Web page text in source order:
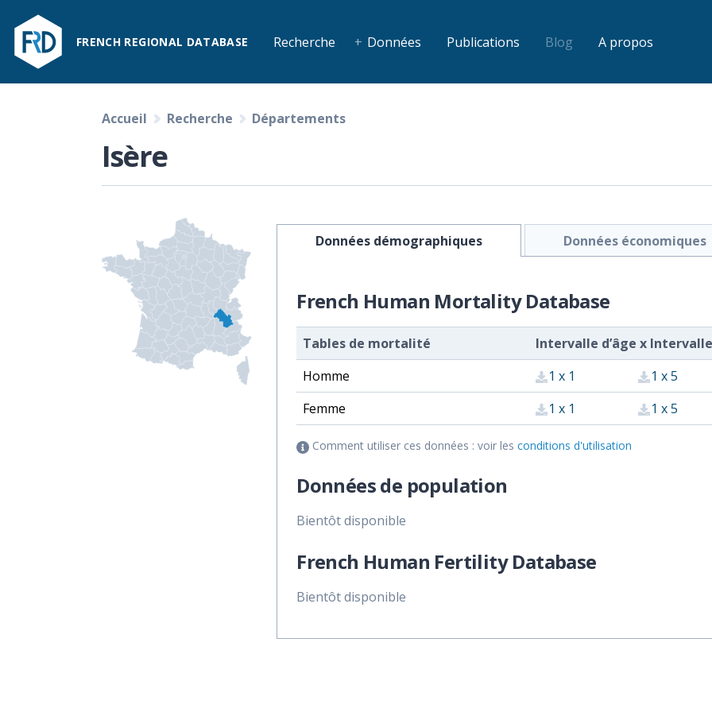
FRENCH REGIONAL DATABASE Recherche Données Publications Blog A propos
Accueil Recherche Départements
Isère
Données démographiques Données économiques
French Human Mortality Database
Tables de mortalité Intervalle d’âge x
Homme
1 x 1 1 x 5
Femme
1 x 1 1 x 5
Comment utiliser ces données : voir lesconditions d'utilisation
Données de population
Bientôt disponible
French Human Fertility Database
Bientôt disponible